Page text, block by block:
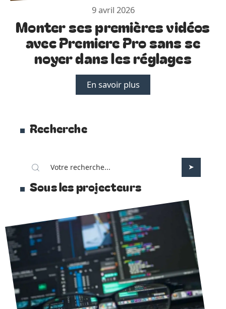
9 avril 2026
Monter ses premières vidéos
avec Premiere Pro sans se
noyer dans les réglages
En savoir plus
Recherche
Sous les projecteurs